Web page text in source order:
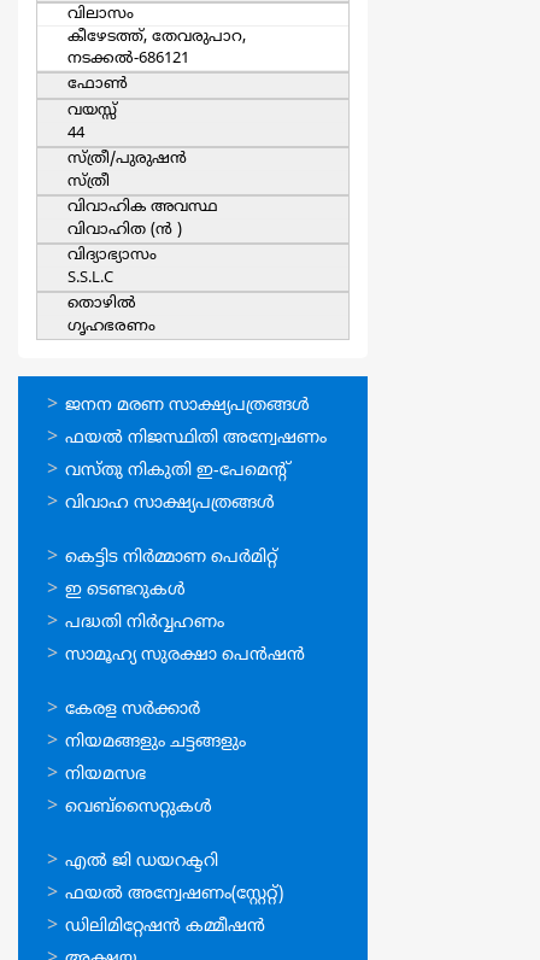
വിലാസം
കീഴേടത്ത്, തേവരുപാറ,
നടക്കല്‍-686121
ഫോൺ
വയസ്സ്
44
സ്ത്രീ/പുരുഷന്‍
സ്ത്രീ
വിവാഹിക അവസ്ഥ
വിവാഹിത (ന്‍ )
വിദ്യാഭ്യാസം
S.S.L.C
തൊഴില്‍
ഗൃഹഭരണം
ഓണ്‍ലൈന്‍
സേവനങ്ങള്‍
ജനന മരണ സാക്ഷ്യപത്രങ്ങള്‍
ഫയല്‍ നിജസ്ഥിതി അന്വേഷണം
വസ്തു നികുതി ഇ-പേമെന്റ്
വിവാഹ സാക്ഷ്യപത്രങ്ങള്‍
ഓണ്‍ലൈന്‍
സേവനങ്ങള്‍
കെട്ടിട നിര്‍മ്മാണ പെര്‍മിറ്റ്‌
ഇ ടെണ്ടറുകള്‍
പദ്ധതി നിര്‍വ്വഹണം
സാമൂഹ്യ സുരക്ഷാ പെന്‍ഷന്‍
ഉപയോഗപ്രദമായ
കണ്ണികള്‍
കേരള സര്‍ക്കാര്‍
നിയമങ്ങളും ചട്ടങ്ങളും
നിയമസഭ
വെബ്സൈറ്റുകള്‍
ഉപയോഗപ്രദമായ
കണ്ണികള്‍
എല്‍ ജി ഡയറക്ടറി
ഫയല്‍ അന്വേഷണം(സ്റ്റേറ്റ്)
ഡിലിമിറ്റേഷന്‍ കമ്മീഷന്‍